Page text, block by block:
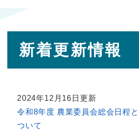
新着更新情報
2024年12月16日更新
令和8年度 農業委員会総会日程
ついて